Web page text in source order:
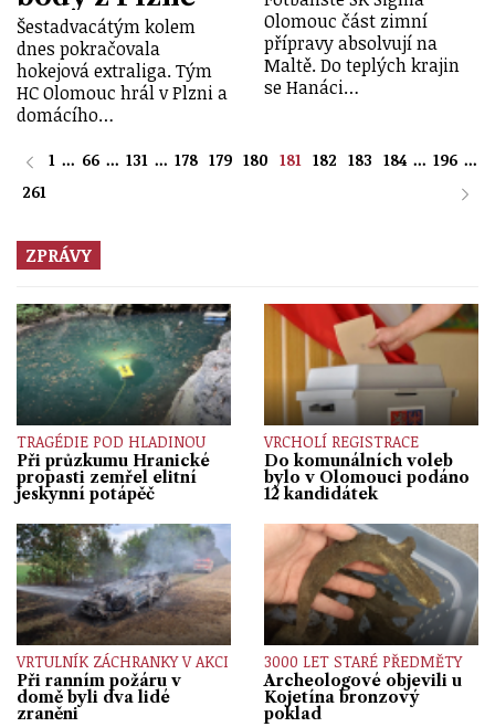
Šestadvacátým kolem
dnes pokračovala
hokejová extraliga. Tým
HC Olomouc hrál v Plzni a
domácího…
Olomouc část zimní
přípravy absolvují na
Maltě. Do teplých krajin
se Hanáci…
1 ... 66 ... 131 ... 178 179 180 181 182 183 184 ... 196 ...
261
ZPRÁVY
TRAGÉDIE POD HLADINOU
Při průzkumu Hranické
propasti zemřel elitní
jeskynní potápěč
VRCHOLÍ REGISTRACE
Do komunálních voleb
bylo v Olomouci podáno
12 kandidátek
VRTULNÍK ZÁCHRANKY V AKCI
Při ranním požáru v
domě byli dva lidé
zraněni
3000 LET STARÉ PŘEDMĚTY
Archeologové objevili u
Kojetína bronzový
poklad